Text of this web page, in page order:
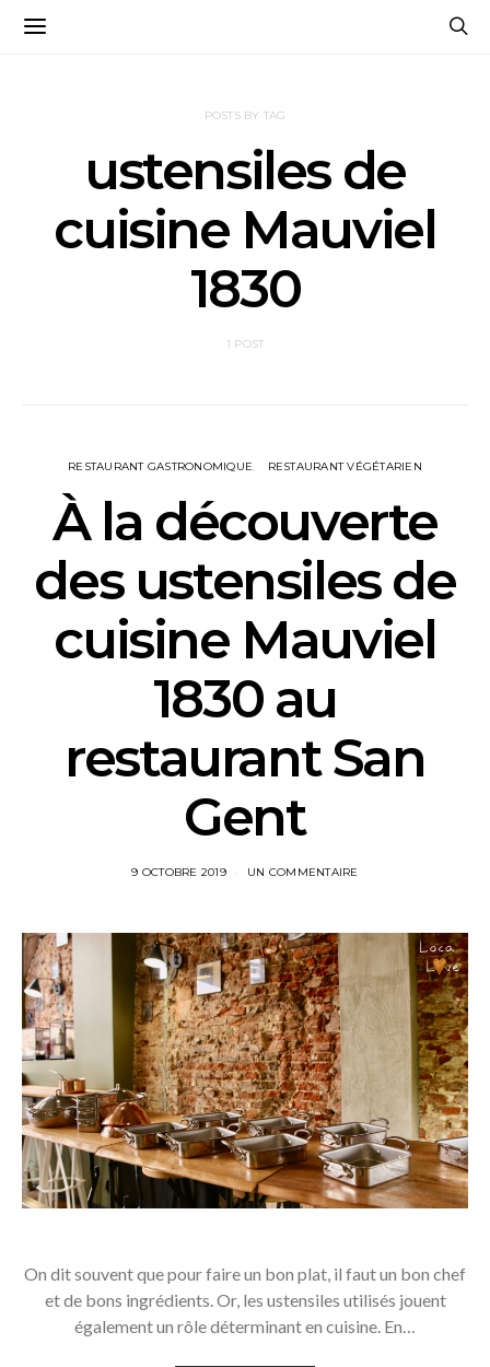
POSTS BY TAG
ustensiles de
cuisine Mauviel
1830
1 POST
RESTAURANT GASTRONOMIQUE RESTAURANT VÉGÉTARIEN
À la découverte
des ustensiles de
cuisine Mauviel
1830 au
restaurant San
Gent
9 OCTOBRE 2019 UN COMMENTAIRE
On dit souvent que pour faire un bon plat, il faut un bon chef
et de bons ingrédients. Or, les ustensiles utilisés jouent
également un rôle déterminant en cuisine. En…